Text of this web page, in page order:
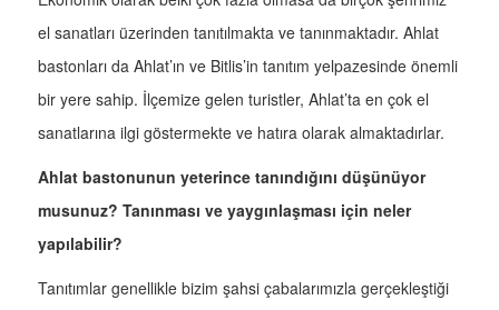
el sanatları üzerinden tanıtılmakta ve tanınmaktadır. Ahlat
bastonları da Ahlat’ın ve Bitlis’in tanıtım yelpazesinde önemli
bir yere sahip. İlçemize gelen turistler, Ahlat’ta en çok el
sanatlarına ilgi göstermekte ve hatıra olarak almaktadırlar.
Ahlat bastonunun yeterince tanındığını düşünüyor
musunuz? Tanınması ve yaygınlaşması için neler
yapılabilir?
Tanıtımlar genellikle bizim şahsi çabalarımızla gerçekleştiği